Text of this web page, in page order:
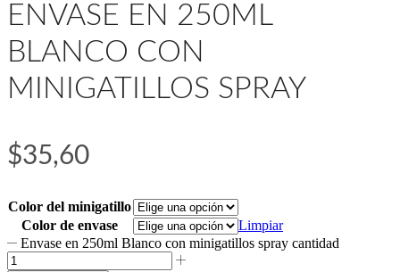
ENVASE EN 250ML
BLANCO CON
MINIGATILLOS SPRAY
$35,60
Color del minigatillo
Color de envase
Limpiar
Envase en 250ml Blanco con minigatillos spray cantidad